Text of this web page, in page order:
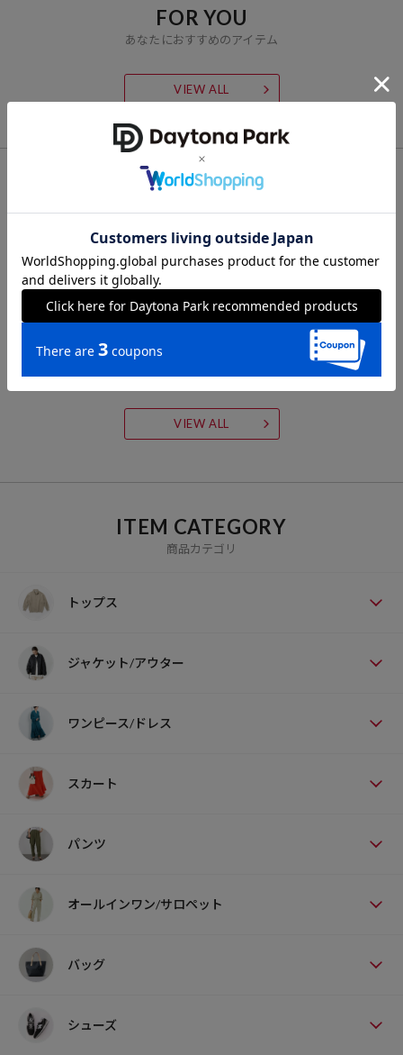
FOR YOU
あなたにおすすめのアイテム
VIEW ALL
CHECK LIST
最近チェックした商品
VIEW ALL
ITEM CATEGORY
商品カテゴリ
トップス
ジャケット/アウター
ワンピース/ドレス
スカート
パンツ
オールインワン/サロペット
バッグ
シューズ